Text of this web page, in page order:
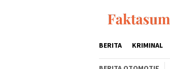
BERITA KRIMINAL